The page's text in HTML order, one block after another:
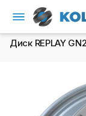
Диск REPLAY